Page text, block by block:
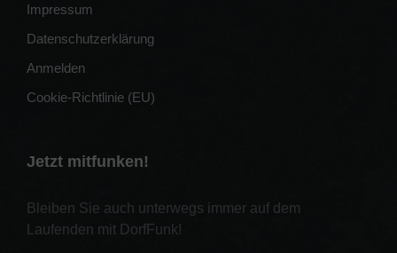
Impressum
Datenschutzerklärung
Anmelden
Cookie-Richtlinie (EU)
Jetzt mitfunken!
Bleiben Sie auch unterwegs immer auf dem
Laufenden mit DorfFunk!